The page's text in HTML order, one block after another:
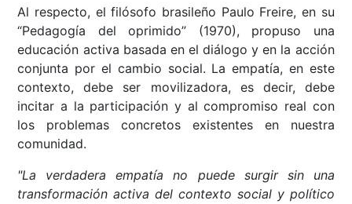
Al respecto, el filósofo brasileño Paulo Freire, en su
“Pedagogía del oprimido” (1970), propuso una
educación activa basada en el diálogo y en la acción
conjunta por el cambio social. La empatía, en este
contexto, debe ser movilizadora, es decir, debe
incitar a la participación y al compromiso real con
los problemas concretos existentes en nuestra
comunidad.
"La verdadera empatía no puede surgir sin una
transformación activa del contexto social y político